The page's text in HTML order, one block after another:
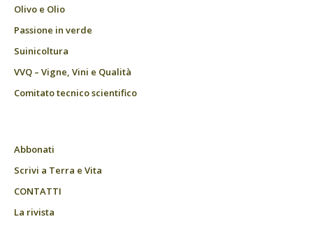
Olivo e Olio
Passione in verde
Suinicoltura
VVQ – Vigne, Vini e Qualità
Comitato tecnico scientifico
Abbonati
Scrivi a Terra e Vita
CONTATTI
La rivista